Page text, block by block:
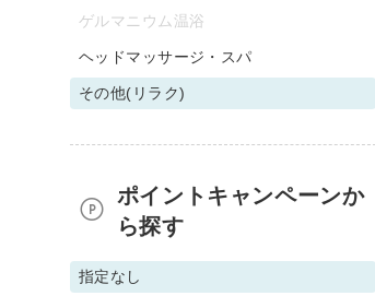
ゲルマニウム温浴
ヘッドマッサージ・スパ
その他(リラク)
ポイントキャンペーンか
ら探す
指定なし